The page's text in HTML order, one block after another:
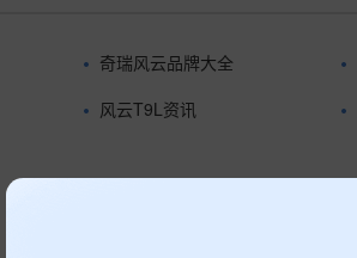
奇瑞风云品牌大全
风云T9L资讯